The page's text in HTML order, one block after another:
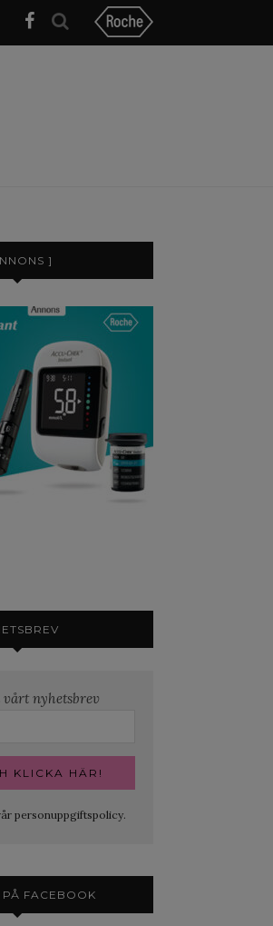
]
nyhetsbrev
personuppgiftspolicy.
PÅ FACEBOOK